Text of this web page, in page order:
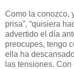
Como la conozco,
prisa”, “quisiera
advertido el día
preocupes, tengo
ella ha
las tensiones.